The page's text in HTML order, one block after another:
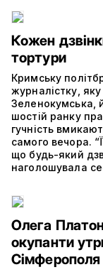
Кожен
тортури
Кримську
журналістку,
Зеленокумська,
шостій ранку
гучність
самого вечора.
що будь-який
наголошувала
Олега
окупанти
Сімферополя